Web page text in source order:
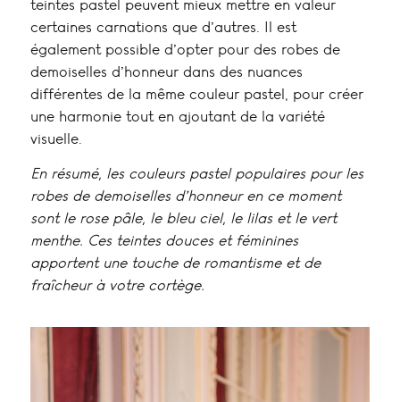
teintes pastel peuvent mieux mettre en valeur
certaines carnations que d’autres. Il est
également possible d’opter pour des robes de
demoiselles d’honneur dans des nuances
différentes de la même couleur pastel, pour créer
une harmonie tout en ajoutant de la variété
visuelle.
En résumé, les couleurs pastel populaires pour les
robes de demoiselles d’honneur en ce moment
sont le rose pâle, le bleu ciel, le lilas et le vert
menthe. Ces teintes douces et féminines
apportent une touche de romantisme et de
fraîcheur à votre cortège.